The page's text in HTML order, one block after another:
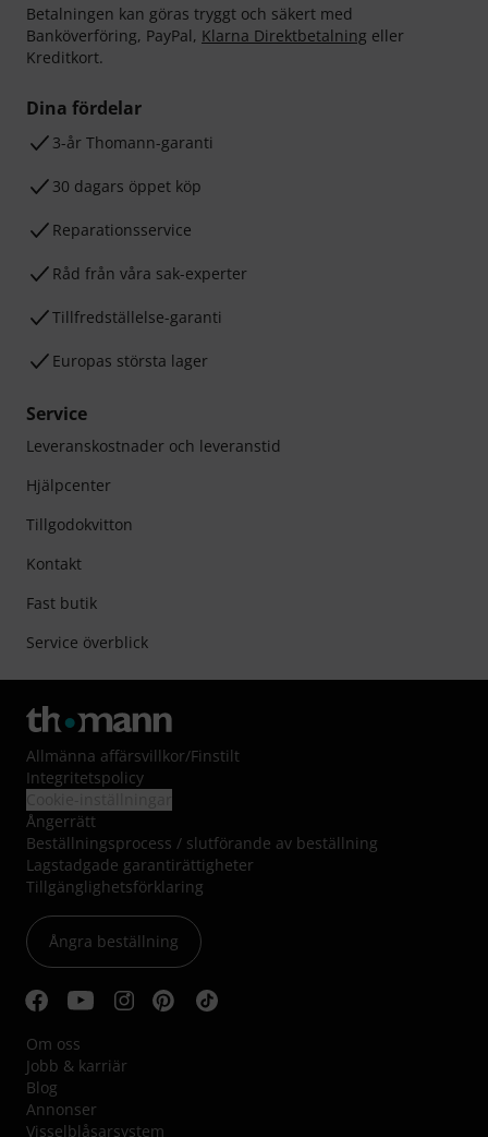
Betalningen kan göras tryggt och säkert med
Banköverföring, PayPal, Klarna Direktbetalning eller
Kreditkort.
Dina fördelar
3-år Thomann-garanti
30 dagars öppet köp
Reparationsservice
Råd från våra sak-experter
Tillfredställelse-garanti
Europas största lager
Service
Leveranskostnader och leveranstid
Hjälpcenter
Tillgodokvitton
Kontakt
Fast butik
Service överblick
Allmänna affärsvillkor/Finstilt
Integritetspolicy
Ångerrätt
Beställningsprocess / slutförande av beställning
Lagstadgade garantirättigheter
Tillgänglighetsförklaring
Ångra beställning
Om oss
Jobb & karriär
Blog
Annonser
Visselblåsarsystem